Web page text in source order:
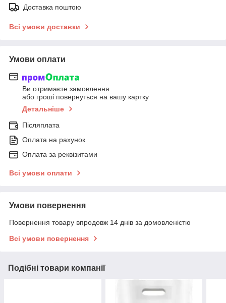
Доставка поштою
Всі умови доставки
Умови оплати
Ви отримаєте замовлення
або гроші повернуться на вашу картку
Детальніше
Післяплата
Оплата на рахунок
Оплата за реквізитами
Всі умови оплати
Умови повернення
Повернення товару впродовж 14 днів за домовленістю
Всі умови повернення
Подібні товари компанії